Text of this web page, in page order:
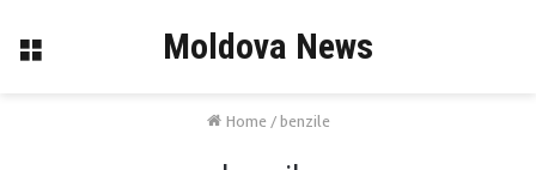
Menu Moldova News
Home / benzile